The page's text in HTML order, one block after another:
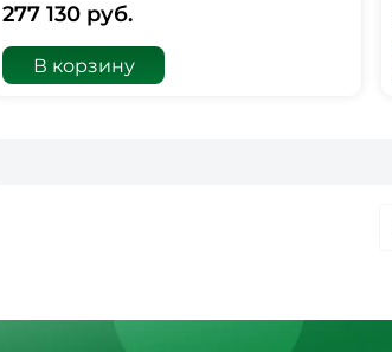
277 130 руб.
В корзину